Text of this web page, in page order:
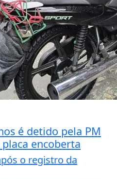
é detido pela PM
encoberta
o registro da